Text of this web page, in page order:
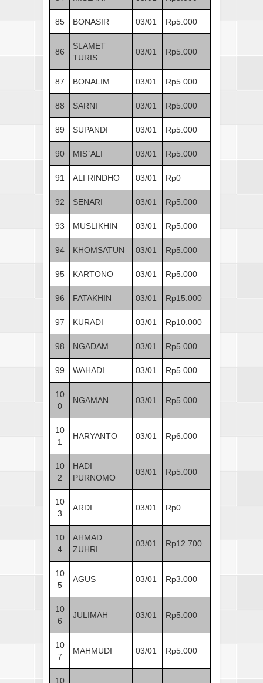
85 BONASIR 03/01 Rp5.000
86
SLAMET
TURIS
03/01 Rp5.000
87 BONALIM 03/01 Rp5.000
88 SARNI 03/01 Rp5.000
89 SUPANDI 03/01 Rp5.000
90 MIS`ALI 03/01 Rp5.000
91 ALI RINDHO 03/01 Rp0
92 SENARI 03/01 Rp5.000
93 MUSLIKHIN 03/01 Rp5.000
94 KHOMSATUN 03/01 Rp5.000
95 KARTONO 03/01 Rp5.000
96 FATAKHIN 03/01 Rp15.000
97 KURADI 03/01 Rp10.000
98 NGADAM 03/01 Rp5.000
99 WAHADI 03/01 Rp5.000
10
0
NGAMAN 03/01 Rp5.000
10
1
HARYANTO 03/01 Rp6.000
10
2
HADI
PURNOMO
03/01 Rp5.000
10
3
ARDI 03/01 Rp0
10
4
AHMAD
ZUHRI
03/01 Rp12.700
10
5
AGUS 03/01 Rp3.000
10
6
JULIMAH 03/01 Rp5.000
10
7
MAHMUDI 03/01 Rp5.000
10